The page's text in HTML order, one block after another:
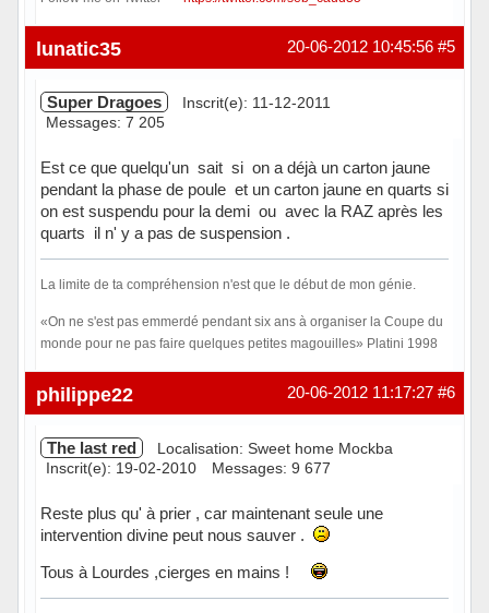
Hors ligne #5
20-06-2012 10:45:56
lunatic35
Super Dragoes
Inscrit(e): 11-12-2011
Messages: 7 205
Est ce que quelqu'un sait si on a déjà un carton jaune
pendant la phase de poule et un carton jaune en quarts si
on est suspendu pour la demi ou avec la RAZ après les
quarts il n' y a pas de suspension .
La limite de ta compréhension n'est que le début de mon génie.
«On ne s'est pas emmerdé pendant six ans à organiser la Coupe du
monde pour ne pas faire quelques petites magouilles» Platini 1998
Hors ligne #6
20-06-2012 11:17:27
philippe22
The last red
Localisation: Sweet home Mockba
Inscrit(e): 19-02-2010
Messages: 9 677
Reste plus qu' à prier , car maintenant seule une
intervention divine peut nous sauver .
Tous à Lourdes ,cierges en mains !